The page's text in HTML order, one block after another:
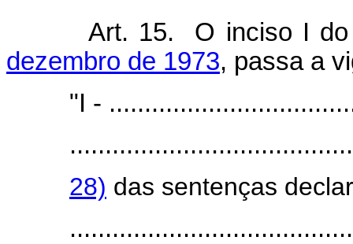
Art. 15. O inciso I
dezembro de 1973, passa a
"I -
28) das sentenças